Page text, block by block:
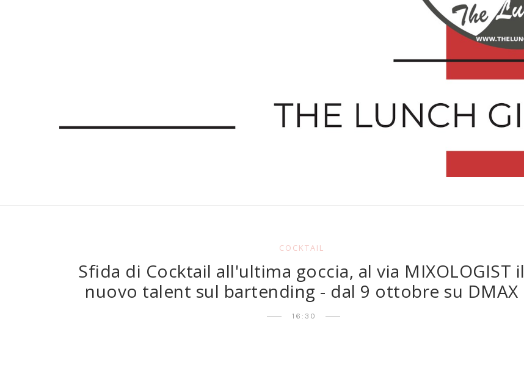
COCKTAIL
Sfida di Cocktail all'ultima goccia, al via MIXOLOGIST il
nuovo talent sul bartending - dal 9 ottobre su DMAX
16:30